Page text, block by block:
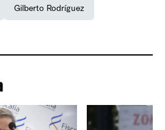
Gilberto Rodríguez